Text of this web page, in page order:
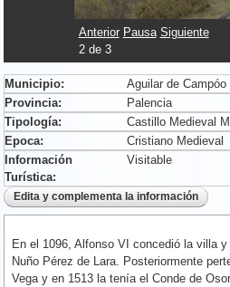
Anterior Pausa Siguiente
2de 3
Municipio:
Aguilar de Campóo
Provincia:
Palencia
Tipología:
Castillo Medieval
Epoca:
Cristiano Medieval
Información
Turística:
Visitable
En el 1096, Alfonso VI concedió la villa
Nuño Pérez de Lara. Posteriormente
Vega y en 1513 la tenía el Conde de